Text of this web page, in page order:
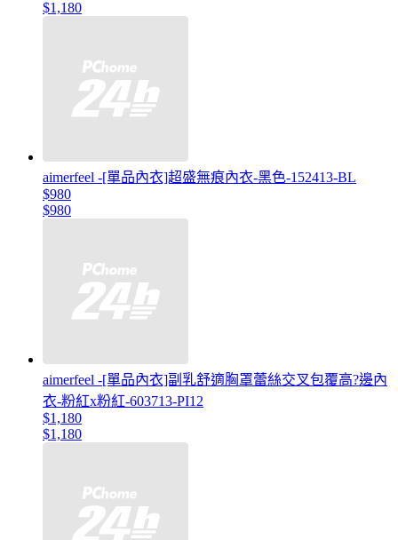
$1,180
aimerfeel -[單品內衣]超盛無痕內衣-黑色-152413-BL
$980
$980
aimerfeel -[單品內衣]副乳舒適胸罩蕾絲交叉包覆高?邊內
衣-粉紅x粉紅-603713-PI12
$1,180
$1,180